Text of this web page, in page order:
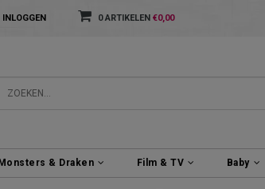
INLOGGEN 0 ARTIKELEN €0,00
Monsters & Draken Film & TV Baby